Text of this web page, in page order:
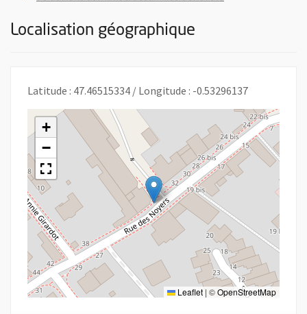
Localisation géographique
Latitude : 47.46515334 / Longitude : -0.53296137
+
−
Leaflet | ©OpenStreetMap